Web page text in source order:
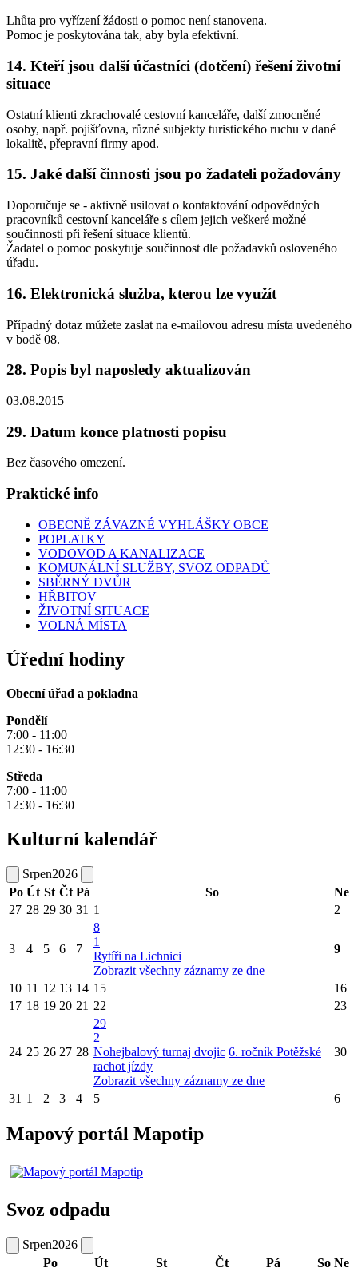
Lhůta pro vyřízení žádosti o pomoc není stanovena.
Pomoc je poskytována tak, aby byla efektivní.
14. Kteří jsou další účastníci (dotčení) řešení životní
situace
Ostatní klienti zkrachovalé cestovní kanceláře, další zmocněné
osoby, např. pojišťovna, různé subjekty turistického ruchu v dané
lokalitě, přepravní firmy apod.
15. Jaké další činnosti jsou po žadateli požadovány
Doporučuje se - aktivně usilovat o kontaktování odpovědných
pracovníků cestovní kanceláře s cílem jejich veškeré možné
součinnosti při řešení situace klientů.
Žadatel o pomoc poskytuje součinnost dle požadavků osloveného
úřadu.
16. Elektronická služba, kterou lze využít
Případný dotaz můžete zaslat na e-mailovou adresu místa uvedeného
v bodě 08.
28. Popis byl naposledy aktualizován
03.08.2015
29. Datum konce platnosti popisu
Bez časového omezení.
Praktické info
OBECNĚ ZÁVAZNÉ VYHLÁŠKY OBCE
POPLATKY
VODOVOD A KANALIZACE
KOMUNÁLNÍ SLUŽBY, SVOZ ODPADŮ
SBĚRNÝ DVŮR
HŘBITOV
ŽIVOTNÍ SITUACE
VOLNÁ MÍSTA
Úřední hodiny
Obecní úřad a pokladna
Pondělí
7:00 - 11:00
12:30 - 16:30
Středa
7:00 - 11:00
12:30 - 16:30
Kulturní kalendář
Srpen2026
Po Út St Čt Pá So
Ne
27 28 29 30 31 1 2
3 4 5 6 7
8
1
Rytíři na Lichnici
Zobrazit všechny záznamy ze dne
9
10 11 12 13 14 15
16
17 18 19 20 21 22 23
24 25 26 27 28
29
2
Nohejbalový turnaj dvojic 6. ročník Potěžské
rachot jízdy
Zobrazit všechny záznamy ze dne
30
31 1 2 3 4 5 6
Mapový portál Mapotip
Svoz odpadu
Srpen2026
Po
Út St Čt Pá So Ne